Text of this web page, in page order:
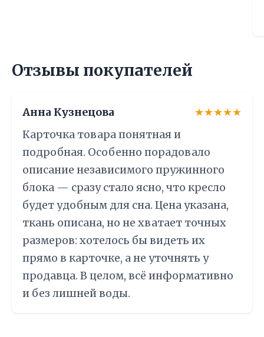
Отзывы покупателей
Анна Кузнецова
★★★★★
Карточка товара понятная и
подробная. Особенно порадовало
описание независимого пружинного
блока — сразу стало ясно, что кресло
будет удобным для сна. Цена указана,
ткань описана, но не хватает точных
размеров: хотелось бы видеть их
прямо в карточке, а не уточнять у
продавца. В целом, всё информативно
и без лишней воды.